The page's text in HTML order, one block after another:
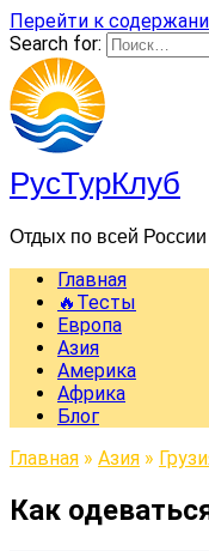
Перейти к
Search for:
РусТурКлуб
Отдых по всей
Главная
🔥Тесты
Европа
Азия
Америка
Африка
Блог
Главная » Азия »
Как